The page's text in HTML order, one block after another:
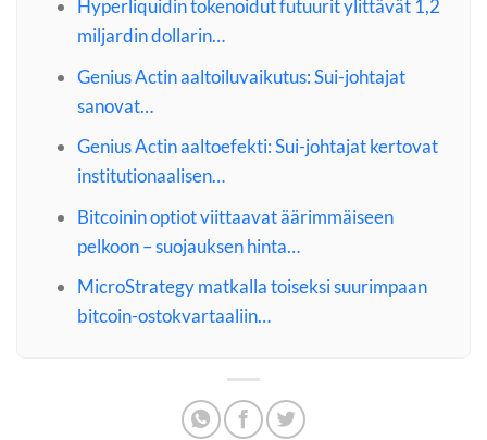
Hyperliquidin tokenoidut futuurit ylittävät 1,2
miljardin dollarin…
Genius Actin aaltoiluvaikutus: Sui-johtajat
sanovat…
Genius Actin aaltoefekti: Sui-johtajat kertovat
institutionaalisen…
Bitcoinin optiot viittaavat äärimmäiseen
pelkoon – suojauksen hinta…
MicroStrategy matkalla toiseksi suurimpaan
bitcoin-ostokvartaaliin…